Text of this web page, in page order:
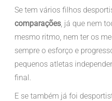
Se tem vários filhos
comparações, já que nem
mesmo ritmo, nem ter os
sempre o esforço e
pequenos atletas
final.
E se também já foi